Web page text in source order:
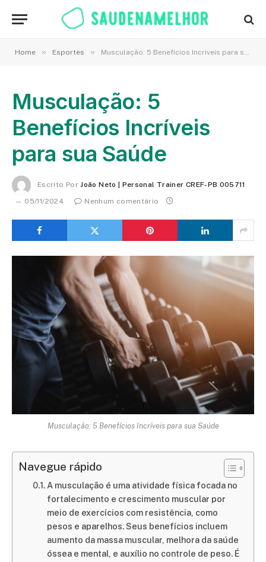
Home » Esportes » Musculação: 5 Benefícios Incríveis para sua Saúde
Musculação: 5
Benefícios Incríveis
para sua Saúde
Escrito Por João Neto | Personal Trainer CREF-PB 005711
05/11/2024
Nenhum comentário
Musculação: 5 Benefícios Incríveis para sua Saúde
Navegue rápido
A musculação é uma atividade física focada no
fortalecimento e crescimento muscular por
meio de exercícios com resistência, como
pesos e aparelhos. Seus benefícios incluem
aumento da massa muscular, melhora da saúde
óssea e mental, e auxílio no controle de peso. É